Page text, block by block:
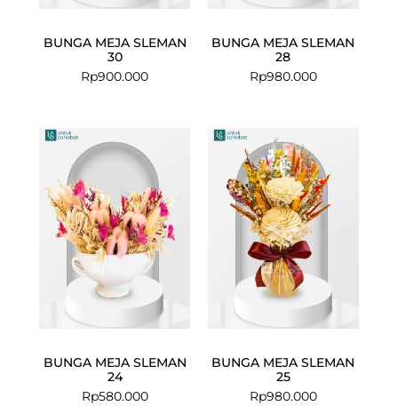
BUNGA MEJA SLEMAN
30
Rp900.000
BUNGA MEJA SLEMAN
28
Rp980.000
BUNGA MEJA SLEMAN
24
Rp580.000
BUNGA MEJA SLEMAN
25
Rp980.000